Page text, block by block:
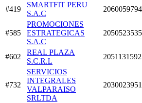
#419
SMARTFIT PERU
S.A.C
#585
PROMOCIONES
ESTRATEGICAS
S.A.C
#602
REAL PLAZA
S.C.R.L
#732
SERVICIOS
INTEGRALES
VALPARAISO
SRLTDA